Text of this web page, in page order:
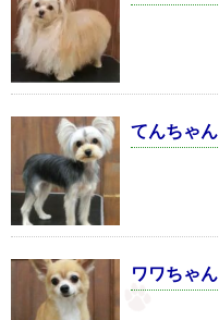
てんちゃん
ワワちゃん